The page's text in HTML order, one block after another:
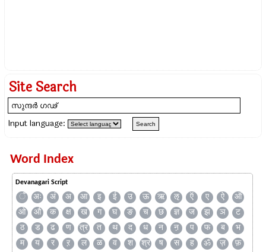
Site Search
Input language:
Word Index
Devanagari Script
ँ अः अं अ आ इ ई उ ऊ ऋ ऌ ऍ ए ऐ
ऑ
ओ
औ क क्ष ख ग घ ङ च छ ज्ञ ज झ ञ
ट
ठ
ड ढ ण त्र त थ द ध न ऩ प फ ब
भ
म
य र ऱ ल ळ व श श्र ष स ह ॐ ज़
फ़